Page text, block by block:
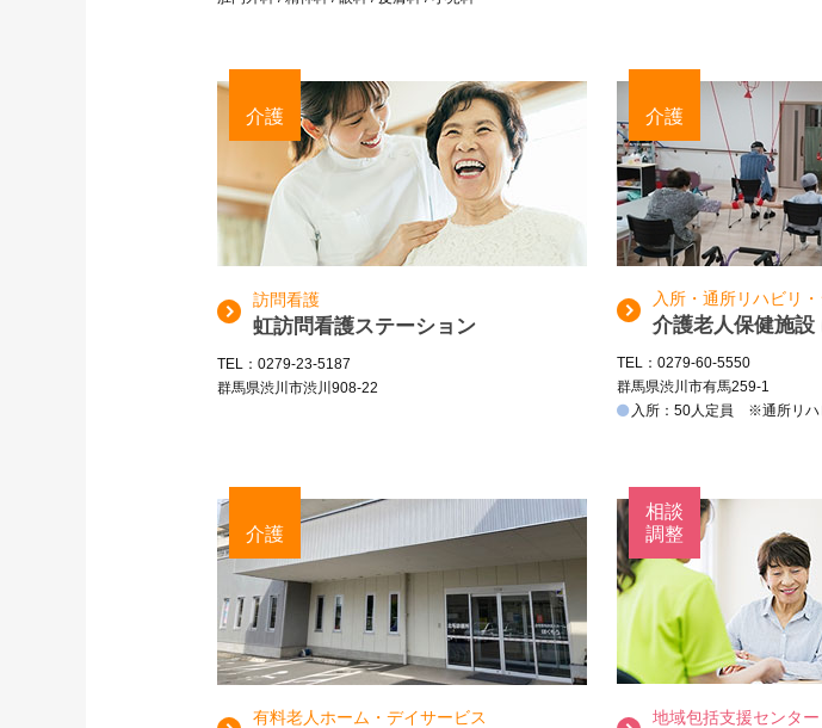
介護
訪問看護
虹訪問看護ステーション
TEL：0279-23-5187
群馬県渋川市渋川908-22
介護
入所・通所リハビリ
介護老人保健施設
TEL：0279-60-5550
群馬県渋川市有馬259-1
入所：50人定員 ※通所リハ
介護
有料老人ホーム・デイサービス
相談
調整
地域包括支援センター